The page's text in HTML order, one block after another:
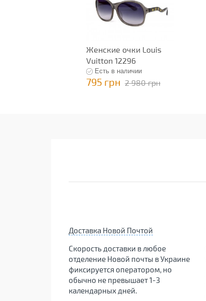
Женские очки Louis
Vuitton 12296
Есть в наличии
795 грн 2 980 грн
Доставка Новой Почтой
Скорость доставки в любое
отделение Новой почты в Украине
фиксируется оператором, но
обычно не превышает 1-3
календарных дней.